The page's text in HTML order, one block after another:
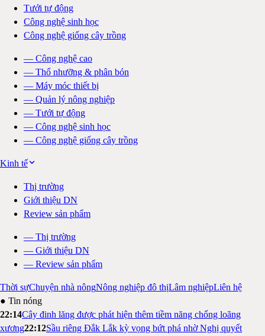
Tưới tự động
Công nghệ sinh học
Công nghệ giống cây trồng
— Công nghệ cao
— Thổ nhưỡng & phân bón
— Máy móc thiết bị
— Quản lý nông nghiệp
— Tưới tự động
— Công nghệ sinh học
— Công nghệ giống cây trồng
Kinh tế
Thị trường
Giới thiệu DN
Review sản phẩm
— Thị trường
— Giới thiệu DN
— Review sản phẩm
Thời sựChuyện nhà nôngNông nghiệp đô thịLâm nghiệpLiên hệ
● Tin nóng
22:14Cây đinh lăng được phát hiện thêm tiềm năng chống loãng
xương22:12Sầu riêng Đắk Lắk kỳ vọng bứt phá nhờ Nghị quyết